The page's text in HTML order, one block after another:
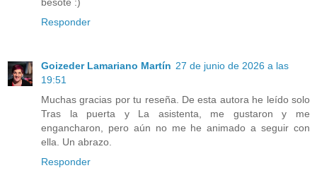
Responder
Goizeder Lamariano Martín 27 de junio de 2026 a las
19:51
Muchas gracias por tu reseña. De esta autora he leído solo
Tras la puerta y La asistenta, me gustaron y me
engancharon, pero aún no me he animado a seguir con
ella. Un abrazo.
Responder